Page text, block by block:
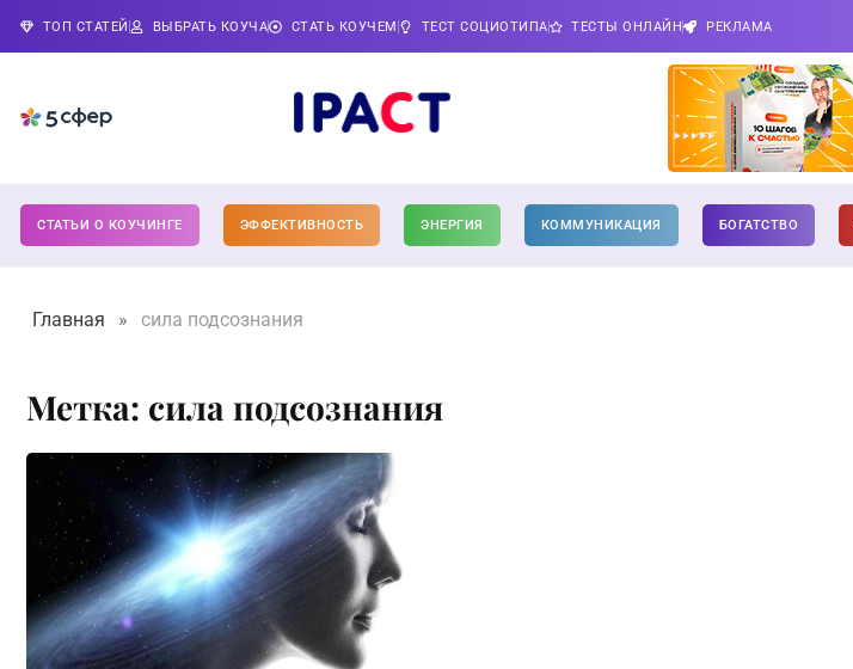
ТОП СТАТЕЙ ВЫБРАТЬ КОУЧА СТАТЬ КОУЧЕМ ТЕСТ СОЦИОТИПА ТЕСТЫ ОНЛАЙН РЕКЛАМА
СТАТЬИ О КОУЧИНГЕ ЭФФЕКТИВНОСТЬ ЭНЕРГИЯ КОММУНИКАЦИЯ БОГАТСТВО
Главная » сила подсознания
Метка: сила подсознания